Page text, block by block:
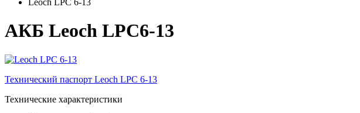
Leoch LPC 6-13
АКБ Leoch LPC6-13
Технический паспорт Leoch LPC 6-13
Технические характеристики